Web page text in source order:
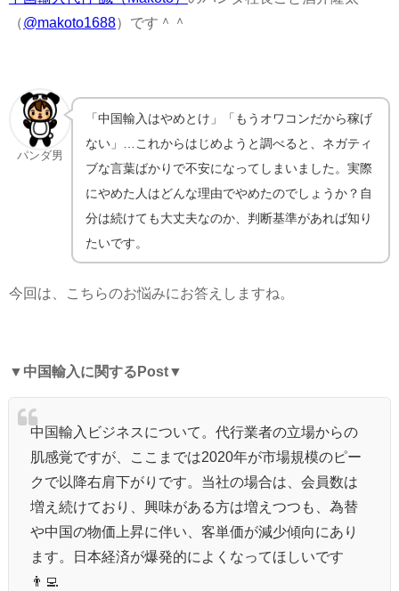
（@makoto1688）です＾＾
パンダ男
「中国輸入はやめとけ」「もうオワコンだから稼げ
ない」…これからはじめようと調べると、ネガティ
ブな言葉ばかりで不安になってしまいました。実際
にやめた人はどんな理由でやめたのでしょうか？自
分は続けても大丈夫なのか、判断基準があれば知り
たいです。
今回は、こちらのお悩みにお答えしますね。
▼ 中国輸入に関するPost▼
中国輸入ビジネスについて。代行業者の立場からの
肌感覚ですが、ここまでは2020年が市場規模のピー
クで以降右肩下がりです。当社の場合は、会員数は
増え続けており、興味がある方は増えつつも、為替
や中国の物価上昇に伴い、客単価が減少傾向にあり
ます。日本経済が爆発的によくなってほしいです
👨‍💻